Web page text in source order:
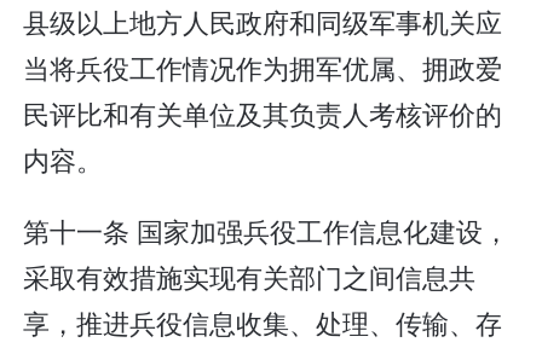
县级以上地方人民政府和同级军事机关应
当将兵役工作情况作为拥军优属、拥政爱
民评比和有关单位及其负责人考核评价的
内容。
第十一条 国家加强兵役工作信息化建设，
采取有效措施实现有关部门之间信息共
享，推进兵役信息收集、处理、传输、存